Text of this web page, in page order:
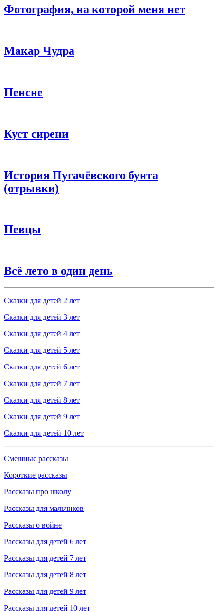
Фотография, на которой меня нет
Макар Чудра
Пенсне
Куст сирени
История Пугачёвского бунта
(отрывки)
Певцы
Всё лето в один день
Сказки для детей 2 лет
Сказки для детей 3 лет
Сказки для детей 4 лет
Сказки для детей 5 лет
Сказки для детей 6 лет
Сказки для детей 7 лет
Сказки для детей 8 лет
Сказки для детей 9 лет
Сказки для детей 10 лет
Смешные рассказы
Короткие рассказы
Рассказы про школу
Рассказы для мальчиков
Рассказы о войне
Рассказы для детей 6 лет
Рассказы для детей 7 лет
Рассказы для детей 8 лет
Рассказы для детей 9 лет
Рассказы для детей 10 лет